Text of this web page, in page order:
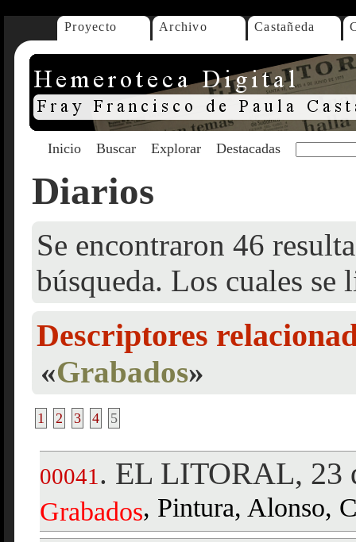
Proyecto Archivo Castañeda
Inicio Buscar Explorar Destacadas
Diarios
Se encontraron 46
búsqueda. Los cuales se
Descriptores
«Grabados»
1 2 3 4 5
00041 . EL LITORAL, 23
Grabados, Pintura, Alonso,